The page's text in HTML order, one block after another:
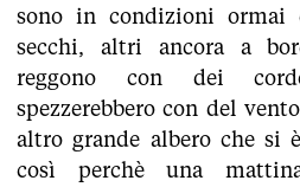
sono in condizioni ormai
secchi, altri ancora a
reggono con dei
spezzerebbero con del
altro grande albero che si
così perchè una